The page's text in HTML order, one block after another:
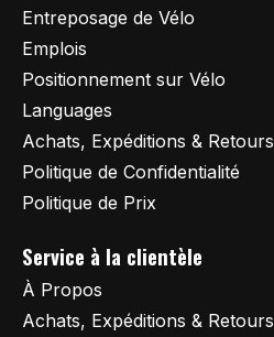
Entreposage de Vélo
Emplois
Positionnement sur Vélo
Languages
Achats, Expéditions & Retours
Politique de Confidentialité
Politique de Prix
Service à la clientèle
À Propos
Achats, Expéditions & Retours